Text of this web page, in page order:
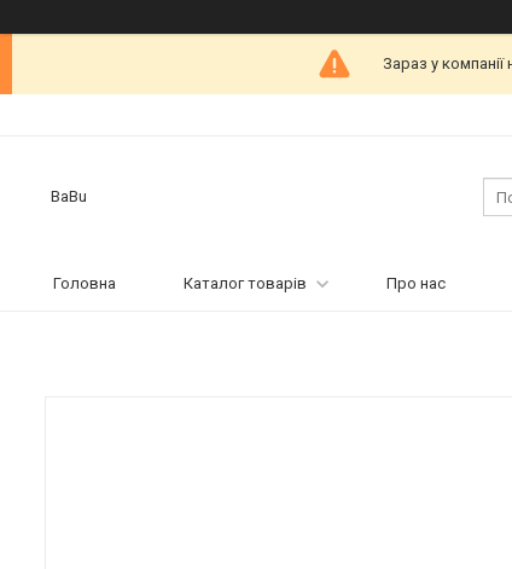
Зараз у
BaBu
Головна Каталог товарів Про нас